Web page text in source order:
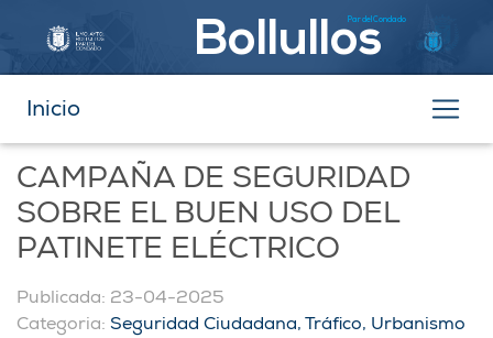
Par del Condado
Bollullos
Inicio
CAMPAÑA DE SEGURIDAD
SOBRE EL BUEN USO DEL
PATINETE ELÉCTRICO
Publicada: 23-04-2025
Categoria: Seguridad Ciudadana, Tráfico, Urbanismo